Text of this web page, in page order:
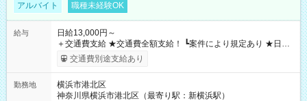
アルバイト 職種未経験OK
給与
日給13,000円～
＋交通費支給 ★交通費全額支給！ ┗案件により規定あり ★日払
いOK！（規定あり） ┗働いたその日に現金GET♪ お仕事後はコ
ンビニATMから 日払い分を引き落とせます！ 【試用期間】試
交通費別途支給あり
勤務地
横浜市港北区
神奈川県横浜市港北区（最寄り駅：新横浜駅）